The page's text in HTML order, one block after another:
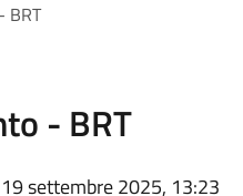
BRT
- BRT
settembre 2025, 13:23